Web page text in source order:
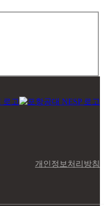
개인정보처리방침